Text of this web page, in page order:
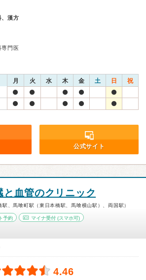
、漢方
専門医
月 火 水 木 金 土 日 祝
公式サイト
と血管のクリニック
、馬喰町駅（東日本橋駅、馬喰横山駅）、両国駅）
予約 マイナ受付 (スマホ可)
4.46